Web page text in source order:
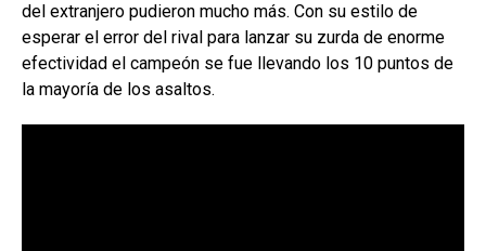
del extranjero pudieron mucho más. Con su estilo de
esperar el error del rival para lanzar su zurda de enorme
efectividad el campeón se fue llevando los 10 puntos de
la mayoría de los asaltos.